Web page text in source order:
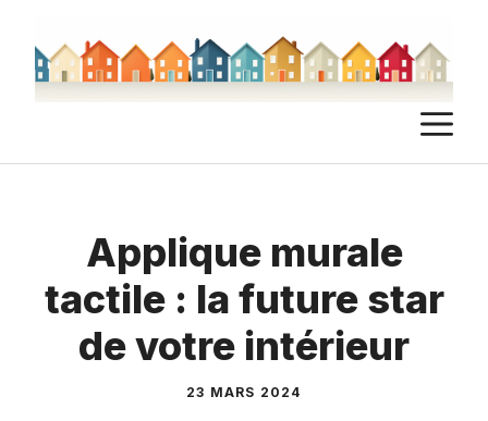
contenu
Applique murale
tactile : la future star
de votre intérieur
23 MARS 2024